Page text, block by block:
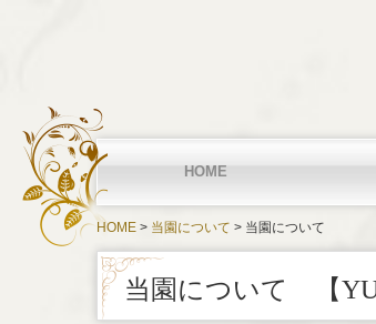
HOME
HOME 当園について 当園について
当園について 【